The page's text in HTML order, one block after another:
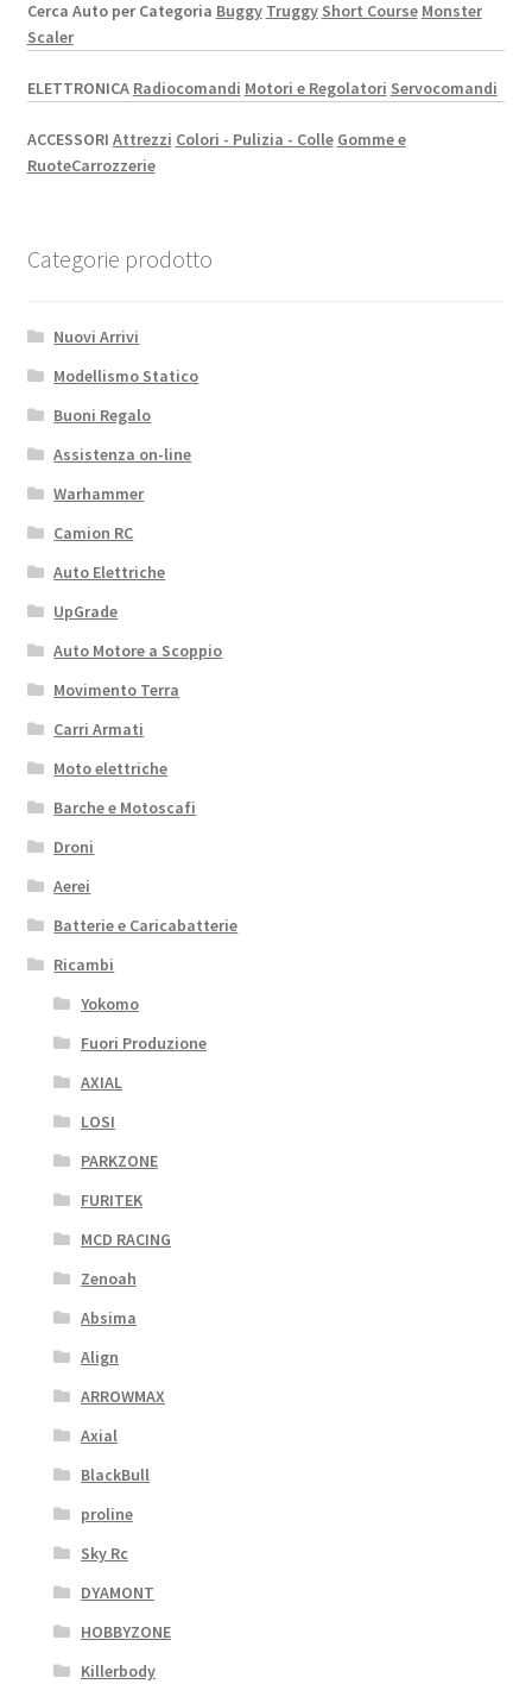
Cerca Auto per Categoria Buggy Truggy Short Course Monster
Scaler
ELETTRONICA Radiocomandi Motori e Regolatori Servocomandi
ACCESSORI Attrezzi Colori - Pulizia - Colle Gomme e
RuoteCarrozzerie
Categorie prodotto
Nuovi Arrivi
Modellismo Statico
Buoni Regalo
Assistenza on-line
Warhammer
Camion RC
Auto Elettriche
UpGrade
Auto Motore a Scoppio
Movimento Terra
Carri Armati
Moto elettriche
Barche e Motoscafi
Droni
Aerei
Batterie e Caricabatterie
Ricambi
Yokomo
Fuori Produzione
AXIAL
LOSI
PARKZONE
FURITEK
MCD RACING
Zenoah
Absima
Align
ARROWMAX
Axial
BlackBull
proline
Sky Rc
DYAMONT
HOBBYZONE
Killerbody